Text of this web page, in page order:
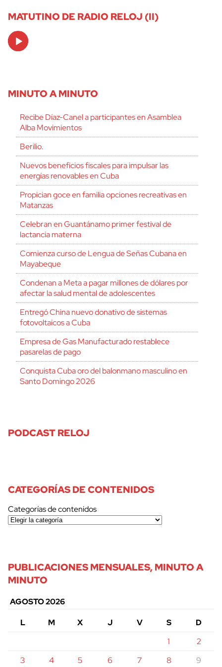
MATUTINO DE RADIO RELOJ (II)
Audio
Player
MINUTO A MINUTO
Recibe Díaz-Canel a participantes en Asamblea
Alba Movimientos
Berilio.
Nuevos beneficios fiscales para impulsar las
energías renovables en Cuba
Propician goce en familia opciones recreativas en
Matanzas
Celebran en Guantánamo primer festival de
lactancia materna
Comienza curso de Lengua de Señas Cubana en
Mayabeque
Condenan a Meta a pagar millones de dólares por
afectar la salud mental de adolescentes
Entregó China nuevo donativo de sistemas
fotovoltaicos a Cuba
Empresa de Gas Manufacturado restablece
pasarelas de pago
Conquista Cuba oro del balonmano masculino en
Santo Domingo 2026
PODCAST RELOJ
CATEGORÍAS DE CONTENIDOS
Categorías de contenidos
PUBLICACIONES MENSUALES, MINUTO A
MINUTO
AGOSTO 2026
L
M X J V S
D
1
2
3
4 5 6 7 8 9